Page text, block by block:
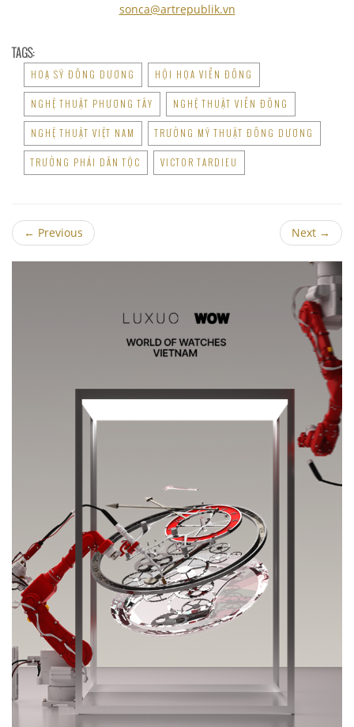
sonca@artrepublik.vn
TAGS:
HOẠ SỸ ĐÔNG DƯƠNG HỘI HỌA VIỄN ĐÔNG
NGHỆ THUẬT PHƯƠNG TÂY NGHỆ THUẬT VIỄN ĐÔNG
NGHỆ THUẬT VIỆT NAM TRƯỜNG MỸ THUẬT ĐÔNG DƯƠNG
TRƯỜNG PHÁI DÂN TỘC VICTOR TARDIEU
← Previous Next →